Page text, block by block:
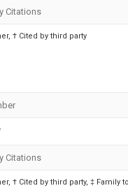
Citations
† Cited by third party
Citations
† Cited by third party, ‡ Family